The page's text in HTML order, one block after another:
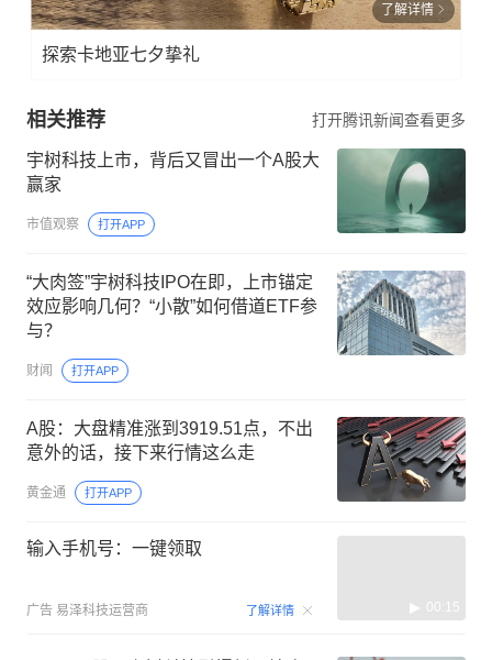
了解详情
探索卡地亚七夕挚礼
相关推荐 打开腾讯新闻查看更多
宇树科技上市，背后又冒出一个A股大
赢家
市值观察 打开APP
“大肉签”宇树科技IPO在即，上市锚定
效应影响几何？“小散”如何借道ETF参
与？
财闻 打开APP
A股：大盘精准涨到3919.51点，不出
意外的话，接下来行情这么走
黄金通 打开APP
输入手机号：一键领取
广告 易泽科技运营商 了解详情 00:15